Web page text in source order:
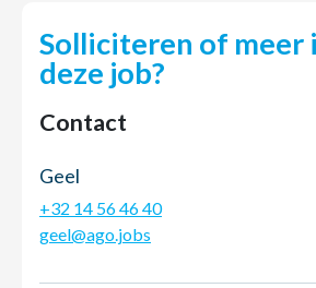
Solliciteren of meer
deze job?
Contact
Geel
+32 14 56 46 40
geel@ago.jobs